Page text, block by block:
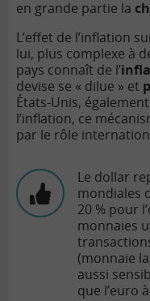
en grande partie la
L’effet de l’inflation
lui, plus complexe à
pays connaît de l’
devise se « dilue » et
États-Unis,
l’inflation, ce
par le rôle
Le dollar
mondiales
20 % pour
monnaies
(monnaie
aussi
que l’euro